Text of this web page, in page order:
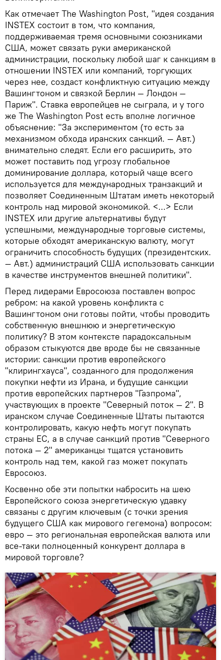
Как отмечает The Washington Post, "идея создания
INSTEX состоит в том, что компания,
поддерживаемая тремя основными союзниками
США, может связать руки американской
администрации, поскольку любой шаг к санкциям в
отношении INSTEX или компаний, торгующих
через нее, создаст конфликтную ситуацию между
Вашингтоном и связкой Берлин — Лондон —
Париж". Ставка европейцев не сыграла, и у того
же The Washington Post есть вполне логичное
объяснение: "За экспериментом (то есть за
механизмом обхода иранских санкций. — Авт.)
внимательно следят. Если его расширить, это
может поставить под угрозу глобальное
доминирование доллара, который чаще всего
используется для международных транзакций и
позволяет Соединенным Штатам иметь некоторый
контроль над мировой экономикой. <...> Если
INSTEX или другие альтернативы будут
успешными, международные торговые системы,
которые обходят американскую валюту, могут
ограничить способность будущих (президентских.
— Авт.) администраций США использовать санкции
в качестве инструментов внешней политики".
Перед лидерами Евросоюза поставлен вопрос
ребром: на какой уровень конфликта с
Вашингтоном они готовы пойти, чтобы проводить
собственную внешнюю и энергетическую
политику? В этом контексте парадоксальным
образом стыкуются две вроде бы не связанные
истории: санкции против европейского
"клирингхауса", созданного для продолжения
покупки нефти из Ирана, и будущие санкции
против европейских партнеров "Газпрома",
участвующих в проекте "Северный поток — 2". В
иранском случае Соединенные Штаты пытаются
контролировать, какую нефть могут покупать
страны ЕС, а в случае санкций против "Северного
потока — 2" американцы тщатся установить
контроль над тем, какой газ может покупать
Евросоюз.
Косвенно обе эти попытки набросить на шею
Европейского союза энергетическую удавку
связаны с другим ключевым (с точки зрения
будущего США как мирового гегемона) вопросом:
евро — это региональная европейская валюта или
все-таки полноценный конкурент доллара в
мировой торговле?